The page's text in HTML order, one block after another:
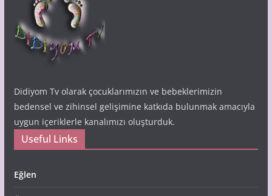
Didiyom Tv olarak çocuklarımızın ve bebeklerimizin
bedensel ve zihinsel gelişimine katkıda bulunmak amacıyla
uygun içeriklerle kanalımızı oluşturduk.
Useful Links
Eğlen